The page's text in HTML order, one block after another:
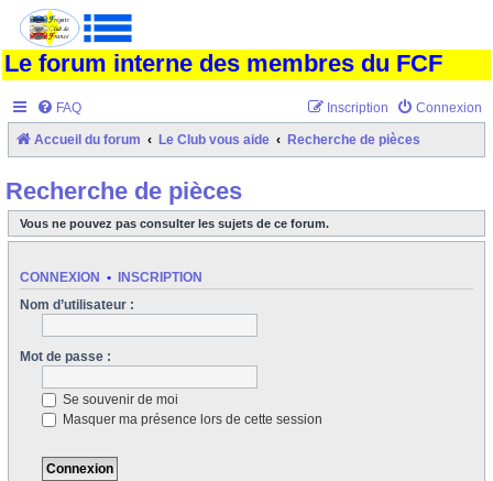
Le forum interne des membres du FCF
FAQ Connexion
Inscription
Accueil du forum Le Club vous aide Recherche de pièces
Recherche de pièces
Vous ne pouvez pas consulter les sujets de ce forum.
CONNEXION • INSCRIPTION
Nom d’utilisateur :
Mot de passe :
Se souvenir de moi
Masquer ma présence lors de cette session